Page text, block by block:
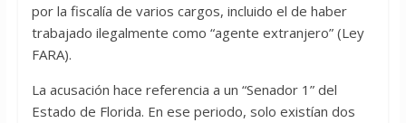
por la fiscalía de varios cargos, incluido el de haber
trabajado ilegalmente como “agente extranjero” (Ley
FARA).
La acusación hace referencia a un “Senador 1” del
Estado de Florida. En ese periodo, solo existían dos